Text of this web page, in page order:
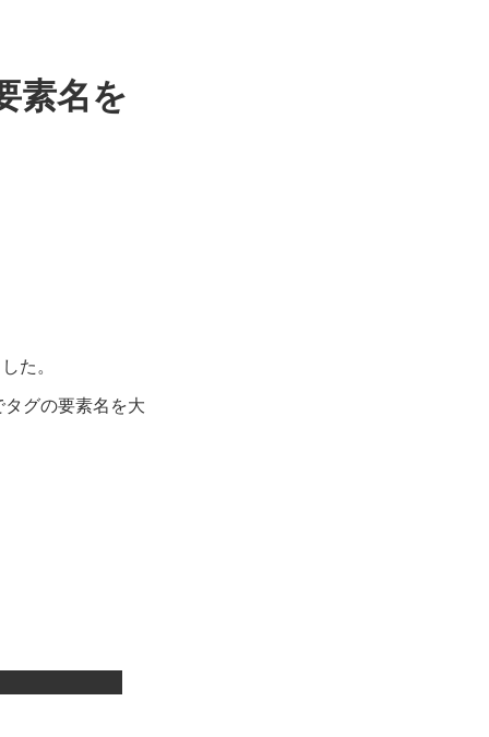
素名を
た。
タグの要素名を大